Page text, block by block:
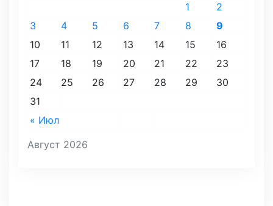
Август 2026
« Июл
1
2
3
4 5 6 7 8
9
10
11 12 13 14 15
16
17
18 19 20 21 22
23
24
25 26 27 28 29
30
31